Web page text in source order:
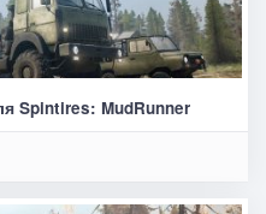
Spintires: MudRunner